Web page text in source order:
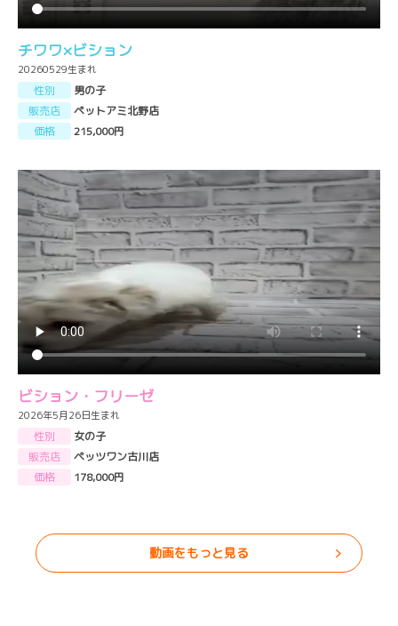
チワワ×ビション
20260529生まれ
性別
男の子
販売店
ペットアミ北野店
価格
215,000円
ビション・フリーゼ
2026年5月26日生まれ
性別
女の子
販売店
ペッツワン古川店
価格
178,000円
動画をもっと見る